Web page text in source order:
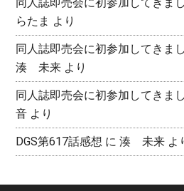
らたま より
同人誌即売会に初参加してきま
湊 未来 より
同人誌即売会に初参加してきま
音 より
DGS第617話感想 に湊 未来 よ